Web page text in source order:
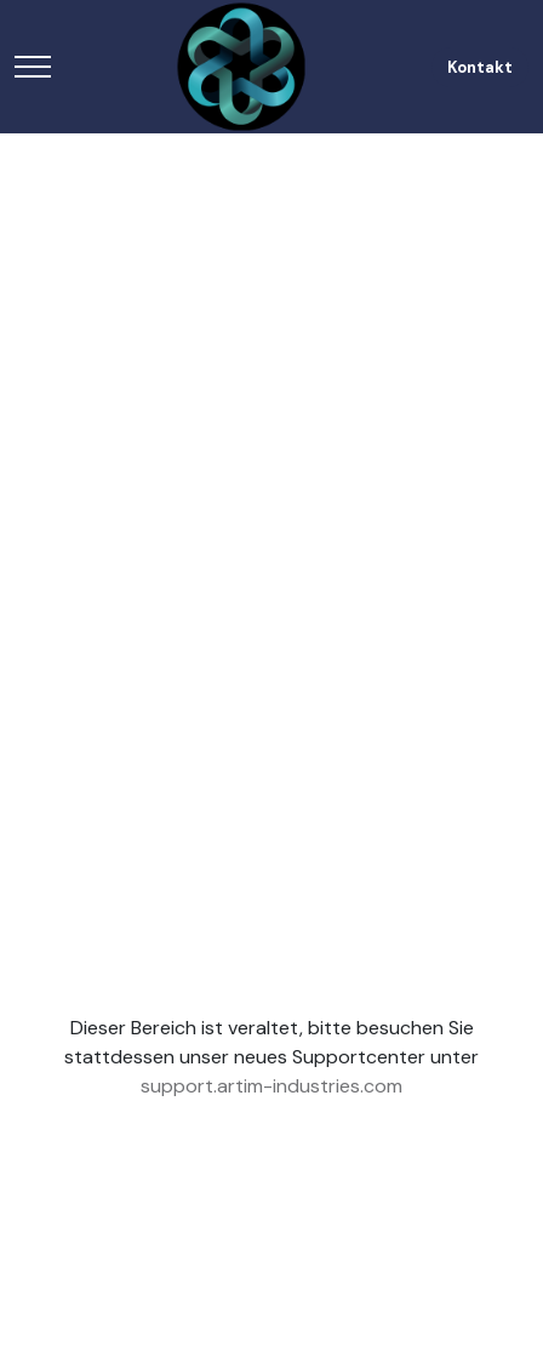
Kontakt
Dieser Bereich ist veraltet, bitte besuchen Sie
stattdessen unser neues Supportcenter unter
support.artim-industries.com